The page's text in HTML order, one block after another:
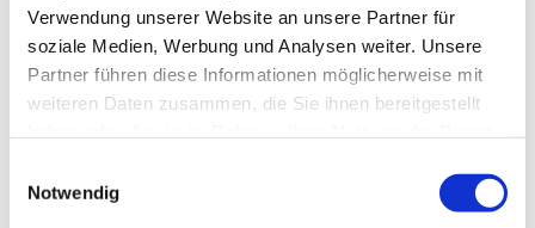
Verwendung unserer Website an unsere Partner für
soziale Medien, Werbung und Analysen weiter. Unsere
Partner führen diese Informationen möglicherweise mit
weiteren Daten zusammen, die Sie ihnen bereitgestellt
Notwendig
Vielen Dank!